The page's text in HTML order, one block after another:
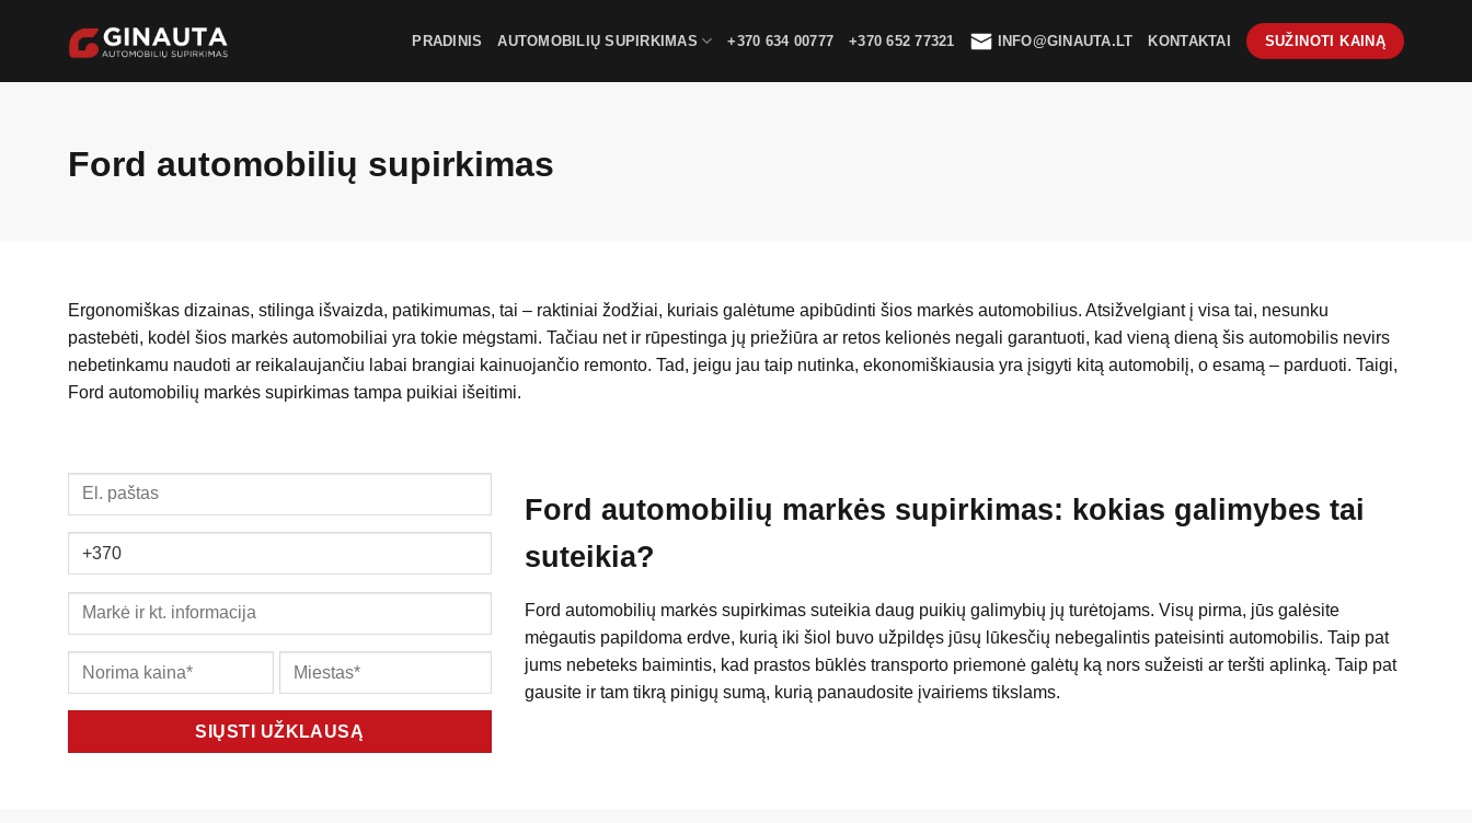
PRADINIS AUTOMOBILIŲ SUPIRKIMAS +370 634 00777 +370 652 77321 INFO@GINAUTA.LT KONTAKTAI SUŽINOTI KAINĄ
Ford automobilių supirkimas
Ergonomiškas dizainas, stilinga išvaizda, patikimumas, tai – raktiniai žodžiai, kuriais galėtume apibūdinti šios markės automobilius. Atsižvelgiant į visa tai, nesunku
pastebėti, kodėl šios markės automobiliai yra tokie mėgstami. Tačiau net ir rūpestinga jų priežiūra ar retos kelionės negali garantuoti, kad vieną dieną šis automobilis nevirs
nebetinkamu naudoti ar reikalaujančiu labai brangiai kainuojančio remonto. Tad, jeigu jau taip nutinka, ekonomiškiausia yra įsigyti kitą automobilį, o esamą – parduoti. Taigi,
Ford automobilių markės supirkimas tampa puikiai išeitimi.
Ford automobilių markės supirkimas: kokias galimybes tai
suteikia?
Ford automobilių markės supirkimas suteikia daug puikių galimybių jų turėtojams. Visų pirma, jūs galėsite
mėgautis papildoma erdve, kurią iki šiol buvo užpildęs jūsų lūkesčių nebegalintis pateisinti automobilis. Taip pat
jums nebeteks baimintis, kad prastos būklės transporto priemonė galėtų ką nors sužeisti ar teršti aplinką. Taip pat
gausite ir tam tikrą pinigų sumą, kurią panaudosite įvairiems tikslams.